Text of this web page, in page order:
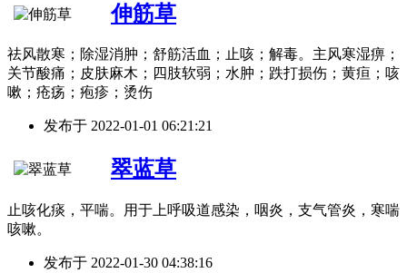
伸筋草
祛风散寒；除湿消肿；舒筋活血；止咳；解毒。主风寒湿痹；
关节酸痛；皮肤麻木；四肢软弱；水肿；跌打损伤；黄疸；咳
嗽；疮疡；疱疹；烫伤
发布于 2022-01-01 06:21:21
翠蓝草
止咳化痰，平喘。用于上呼吸道感染，咽炎，支气管炎，寒喘
咳嗽。
发布于 2022-01-30 04:38:16